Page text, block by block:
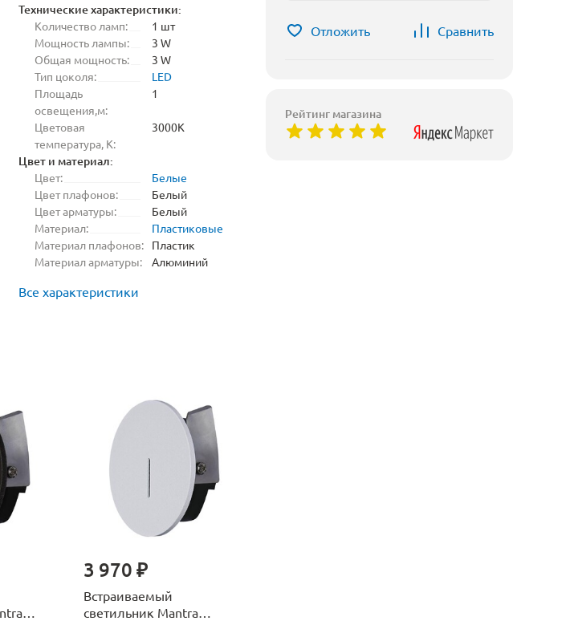
Технические характеристики:
Количество ламп:
1 шт
Мощность лампы:
3 W
Общая мощность:
3 W
Тип цоколя:
LED
Площадь
освещения,м:
1
Цветовая
температура, K:
3000K
Цвет и материал:
Цвет:
Белые
Цвет плафонов:
Белый
Цвет арматуры:
Белый
Материал:
Пластиковые
Материал плафонов:
Пластик
Материал арматуры:
Алюминий
Все характеристики
3 970 ₽
Встраиваемый
светильник Mantra
Отложить Сравнить
Рейтинг магазина